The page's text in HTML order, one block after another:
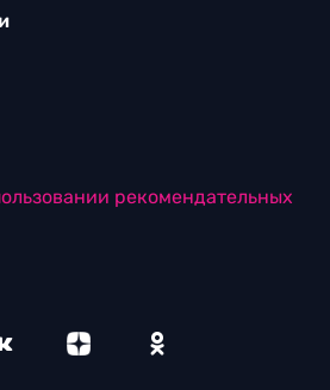
рекомендательных